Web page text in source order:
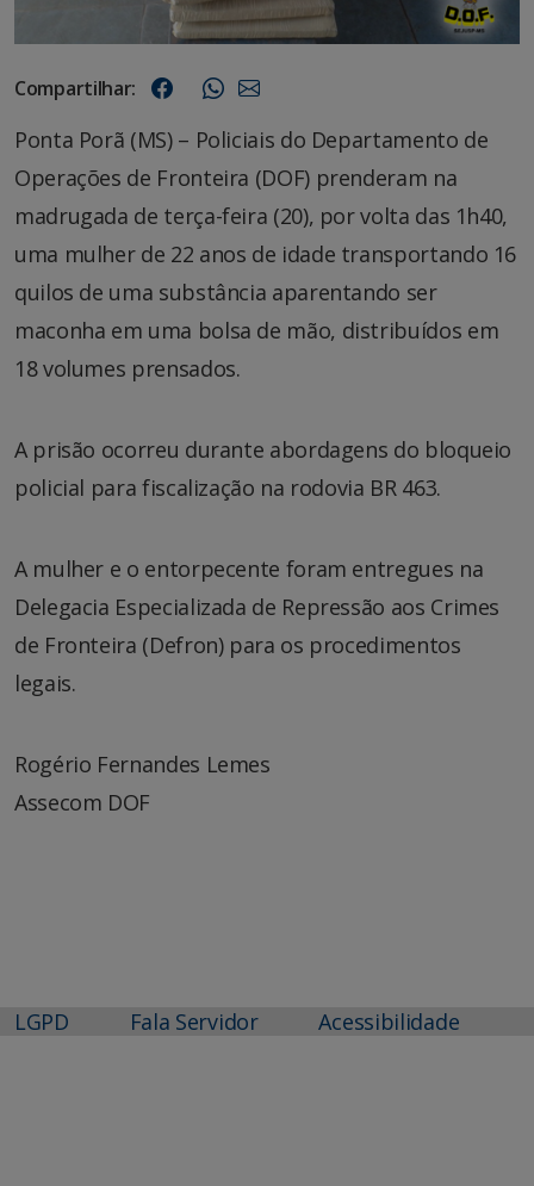
Compartilhar:
Ponta Porã (MS) – Policiais do Departamento de
Operações de Fronteira (DOF) prenderam na
madrugada de terça-feira (20), por volta das 1h40,
uma mulher de 22 anos de idade transportando 16
quilos de uma substância aparentando ser
maconha em uma bolsa de mão, distribuídos em
18 volumes prensados.
A prisão ocorreu durante abordagens do bloqueio
policial para fiscalização na rodovia BR 463.
A mulher e o entorpecente foram entregues na
Delegacia Especializada de Repressão aos Crimes
de Fronteira (Defron) para os procedimentos
legais.
Rogério Fernandes Lemes
Assecom DOF
LGPD Fala Servidor Acessibilidade